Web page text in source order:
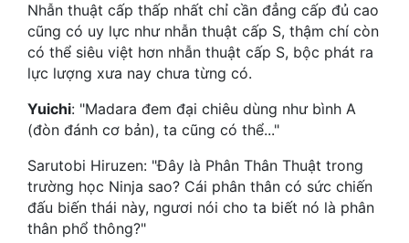
Góc Nhìn Nữ
Huyền Huyễn
Huyền Ảo
Hài Hước
Hệ Thống
Học Đường
Nhẫn thuật cấp thấp nhất chỉ cần đẳng cấp đủ cao
cũng có uy lực như nhẫn thuật cấp S, thậm chí còn
có thể siêu việt hơn nhẫn thuật cấp S, bộc phát ra
lực lượng xưa nay chưa từng có.
Yuichi: "Madara đem đại chiêu dùng như bình A
(đòn đánh cơ bản), ta cũng có thể..."
Sarutobi Hiruzen: "Đây là Phân Thân Thuật trong
trường học Ninja sao? Cái phân thân có sức chiến
đấu biến thái này, ngươi nói cho ta biết nó là phân
thân phổ thông?"